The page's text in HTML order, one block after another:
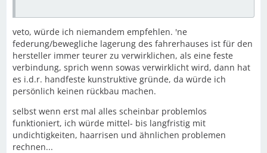
veto, würde ich niemandem empfehlen. 'ne
federung/bewegliche lagerung des fahrerhauses ist für den
hersteller immer teurer zu verwirklichen, als eine feste
verbindung, sprich wenn sowas verwirklicht wird, dann hat
es i.d.r. handfeste kunstruktive gründe, da würde ich
persönlich keinen rückbau machen.
selbst wenn erst mal alles scheinbar problemlos
funktioniert, ich würde mittel- bis langfristig mit
undichtigkeiten, haarrisen und ähnlichen problemen
rechnen...